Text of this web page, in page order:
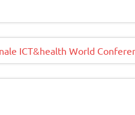
ICT&health World